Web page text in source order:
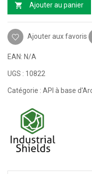
Ajouter au panier
Ajouter aux favoris
EAN: N/A
UGS : 10822
Catégorie : API à base